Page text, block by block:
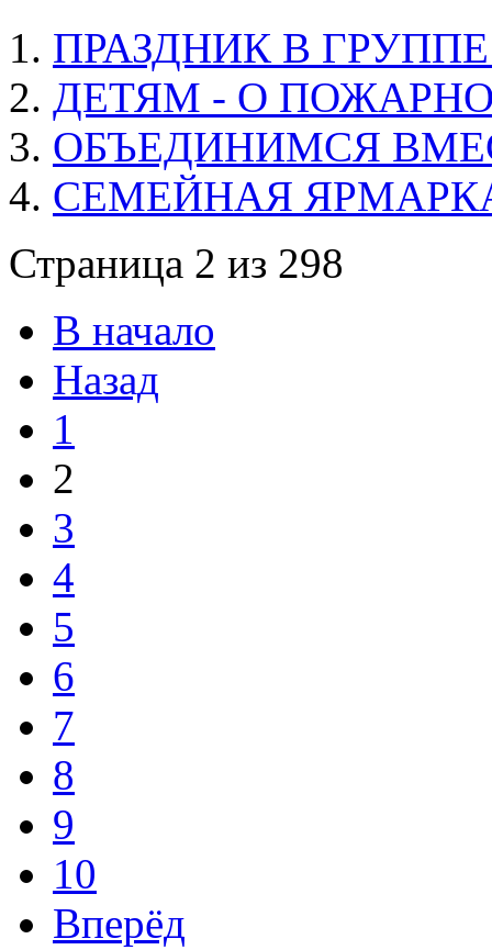
ПРАЗДНИК В
ДЕТЯМ - О
ОБЪЕДИНИМСЯ
СЕМЕЙНАЯ
Страница 2 из 298
В начало
Назад
1
2
3
4
5
6
7
8
9
10
Вперёд